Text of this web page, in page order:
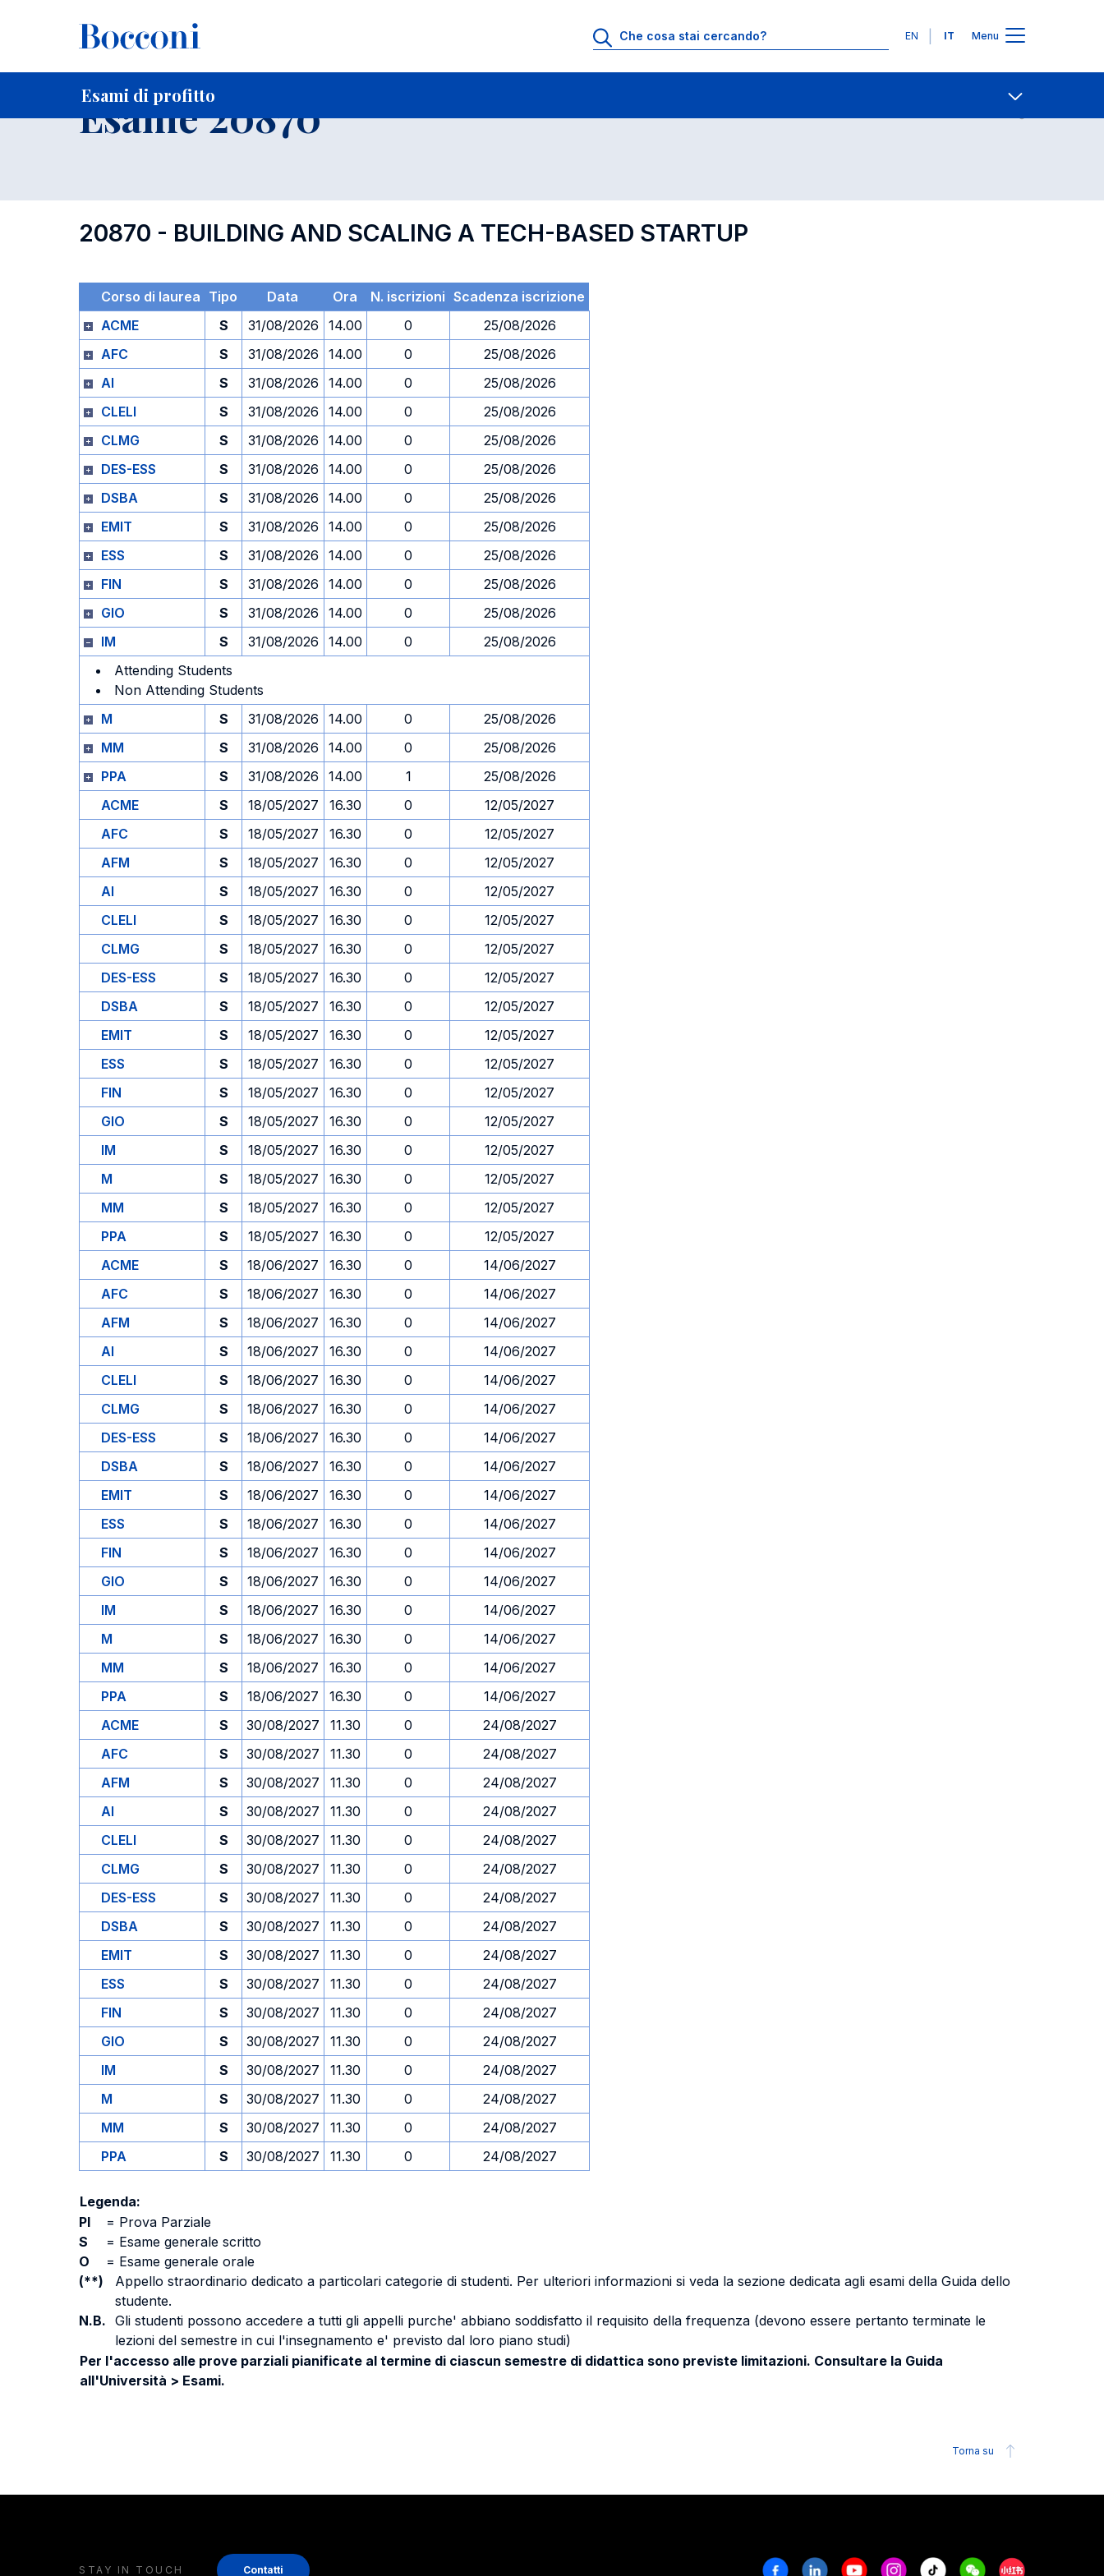
Lingue
EN IT Menu
Esami di profitto
Home Per studenti iscritti Contatti
Esame 20870
20870 - BUILDING AND SCALING A TECH-BASED STARTUP
Corso di laurea Tipo Data Ora N. iscrizioni Scadenza iscrizione
ACME
S 31/08/2026 14.00 0
25/08/2026
AFC
S 31/08/2026 14.00 0
25/08/2026
AI
S 31/08/2026 14.00 0
25/08/2026
CLELI
S 31/08/2026 14.00 0
25/08/2026
CLMG
S 31/08/2026 14.00 0
25/08/2026
DES-ESS
S 31/08/2026 14.00 0
25/08/2026
DSBA
S 31/08/2026 14.00 0
25/08/2026
EMIT
S 31/08/2026 14.00 0
25/08/2026
ESS
S 31/08/2026 14.00 0
25/08/2026
FIN
S 31/08/2026 14.00 0
25/08/2026
GIO
S 31/08/2026 14.00 0
25/08/2026
IM
S 31/08/2026 14.00 0
25/08/2026
Attending Students
Non Attending Students
M
S 31/08/2026 14.00 0
25/08/2026
MM
S 31/08/2026 14.00 0
25/08/2026
PPA
S 31/08/2026 14.00 1
25/08/2026
ACME
S 18/05/2027 16.30 0
12/05/2027
AFC
S 18/05/2027 16.30 0
12/05/2027
AFM
S 18/05/2027 16.30 0
12/05/2027
AI
S 18/05/2027 16.30 0
12/05/2027
CLELI
S 18/05/2027 16.30 0
12/05/2027
CLMG
S 18/05/2027 16.30 0
12/05/2027
DES-ESS
S 18/05/2027 16.30 0
12/05/2027
DSBA
S 18/05/2027 16.30 0
12/05/2027
EMIT
S 18/05/2027 16.30 0
12/05/2027
ESS
S 18/05/2027 16.30 0
12/05/2027
FIN
S 18/05/2027 16.30 0
12/05/2027
GIO
S 18/05/2027 16.30 0
12/05/2027
IM
S 18/05/2027 16.30 0
12/05/2027
M
S 18/05/2027 16.30 0
12/05/2027
MM
S 18/05/2027 16.30 0
12/05/2027
PPA
S 18/05/2027 16.30 0
12/05/2027
ACME
S 18/06/2027 16.30 0
14/06/2027
AFC
S 18/06/2027 16.30 0
14/06/2027
AFM
S 18/06/2027 16.30 0
14/06/2027
AI
S 18/06/2027 16.30 0
14/06/2027
CLELI
S 18/06/2027 16.30 0
14/06/2027
CLMG
S 18/06/2027 16.30 0
14/06/2027
DES-ESS
S 18/06/2027 16.30 0
14/06/2027
DSBA
S 18/06/2027 16.30 0
14/06/2027
EMIT
S 18/06/2027 16.30 0
14/06/2027
ESS
S 18/06/2027 16.30 0
14/06/2027
FIN
S 18/06/2027 16.30 0
14/06/2027
GIO
S 18/06/2027 16.30 0
14/06/2027
IM
S 18/06/2027 16.30 0
14/06/2027
M
S 18/06/2027 16.30 0
14/06/2027
MM
S 18/06/2027 16.30 0
14/06/2027
PPA
S 18/06/2027 16.30 0
14/06/2027
ACME
S 30/08/2027 11.30 0
24/08/2027
AFC
S 30/08/2027 11.30 0
24/08/2027
AFM
S 30/08/2027 11.30 0
24/08/2027
AI
S 30/08/2027 11.30 0
24/08/2027
CLELI
S 30/08/2027 11.30 0
24/08/2027
CLMG
S 30/08/2027 11.30 0
24/08/2027
DES-ESS
S 30/08/2027 11.30 0
24/08/2027
DSBA
S 30/08/2027 11.30 0
24/08/2027
EMIT
S 30/08/2027 11.30 0
24/08/2027
ESS
S 30/08/2027 11.30 0
24/08/2027
FIN
S 30/08/2027 11.30 0
24/08/2027
GIO
S 30/08/2027 11.30 0
24/08/2027
IM
S 30/08/2027 11.30 0
24/08/2027
M
S 30/08/2027 11.30 0
24/08/2027
MM
S 30/08/2027 11.30 0
24/08/2027
PPA
S 30/08/2027 11.30 0 24/08/2027
Legenda:
PI
= Prova Parziale
S
= Esame generale scritto
O
= Esame generale orale
(**)
Appello straordinario dedicato a particolari categorie di studenti. Per ulteriori informazioni si veda la sezione dedicata agli esami della Guida dello
studente.
N.B. Gli studenti possono accedere a tutti gli appelli purche' abbiano soddisfatto il requisito della frequenza (devono essere pertanto terminate le
lezioni del semestre in cui l'insegnamento e' previsto dal loro piano studi)
Per l'accesso alle prove parziali pianificate al termine di ciascun semestre di didattica sono previste limitazioni. Consultare la Guida
all'Università > Esami.
Torna su
STAY IN TOUCH Contatti FacebookLinkedinYoutubeInstagram
Tiktok WeechatXiaohongshu/